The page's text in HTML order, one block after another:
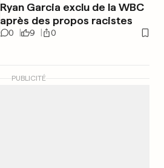
Ryan Garcia exclu de la WBC
après des propos racistes
0 9 0
PUBLICITÉ